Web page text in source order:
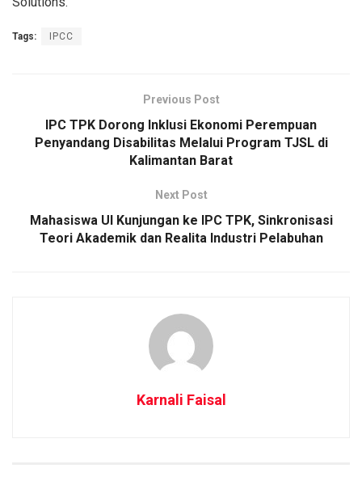
Tags: IPCC
Previous Post
IPC TPK Dorong Inklusi Ekonomi Perempuan
Penyandang Disabilitas Melalui Program TJSL di
Kalimantan Barat
Next Post
Mahasiswa UI Kunjungan ke IPC TPK, Sinkronisasi
Teori Akademik dan Realita Industri Pelabuhan
Karnali Faisal